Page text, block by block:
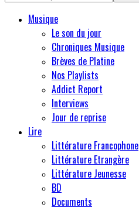
Musique
Le son du jour
Chroniques Musique
Brèves de Platine
Nos Playlists
Addict Report
Interviews
Jour de reprise
Lire
Littérature Francophone
Littérature Etrangère
Littérature Jeunesse
BD
Documents